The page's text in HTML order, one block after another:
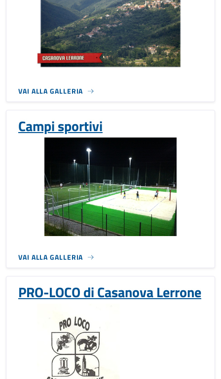
VAI ALLA GALLERIA
Campi sportivi
VAI ALLA GALLERIA
PRO-LOCO di Casanova Lerrone